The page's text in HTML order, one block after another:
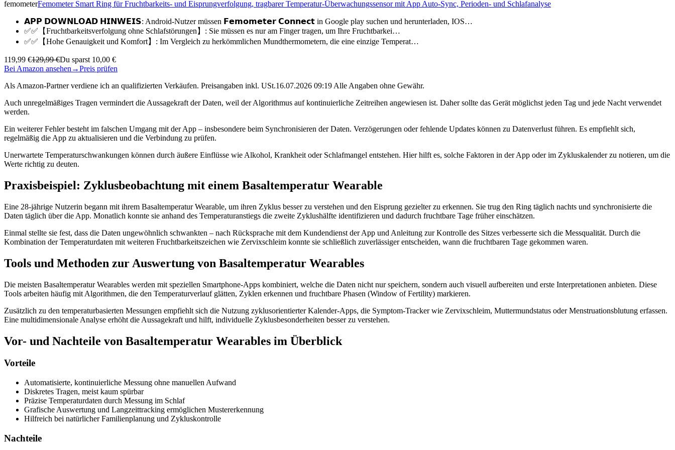
femometerFemometer Smart Ring für Fruchtbarkeits- und Eisprungverfolgung, tragbarer Temperatur-Überwachungssensor mit App Auto-Sync, Perioden- und Schlafanalyse
𝗔𝗣𝗣 𝗗𝗢𝗪𝗡𝗟𝗢𝗔𝗗 𝗛𝗜𝗡𝗪𝗘𝗜𝗦: Android-Nutzer müssen 𝗙𝗲𝗺𝗼𝗺𝗲𝘁𝗲𝗿 𝗖𝗼𝗻𝗻𝗲𝗰𝘁 in Google play suchen und herunterladen, IOS…
✅✅【Fruchtbarkeitsverfolgung ohne Schlafstörungen】: Sie müssen es nur am Finger tragen, um Ihre Fruchtbarkei…
✅✅【Hohe Genauigkeit und Komfort】: Im Vergleich zu herkömmlichen Mundthermometern, die eine einzige Temperat…
119,99 €129,99 €Du sparst 10,00 €
Bei Amazon ansehen →Preis prüfen
Als Amazon-Partner verdiene ich an qualifizierten Verkäufen. Preisangaben inkl. USt.16.07.2026 09:19 Alle Angaben ohne Gewähr.
Auch unregelmäßiges Tragen vermindert die Aussagekraft der Daten, weil der Algorithmus auf kontinuierliche Zeitreihen angewiesen ist. Daher sollte das Gerät möglichst jeden Tag und jede Nacht verwendet
werden.
Ein weiterer Fehler besteht im falschen Umgang mit der App – insbesondere beim Synchronisieren der Daten. Verzögerungen oder fehlende Updates können zu Datenverlust führen. Es empfiehlt sich,
regelmäßig die App zu aktualisieren und die Verbindung zu prüfen.
Unerwartete Temperaturschwankungen können durch äußere Einflüsse wie Alkohol, Krankheit oder Schlafmangel entstehen. Hier hilft es, solche Faktoren in der App oder im Zykluskalender zu notieren, um die
Werte richtig zu deuten.
Praxisbeispiel: Zyklusbeobachtung mit einem Basaltemperatur Wearable
Eine 28-jährige Nutzerin begann mit ihrem Basaltemperatur Wearable, um ihren Zyklus besser zu verstehen und den Eisprung gezielter zu erkennen. Sie trug den Ring täglich nachts und synchronisierte die
Daten täglich über die App. Monatlich konnte sie anhand des Temperaturanstiegs die zweite Zyklushälfte identifizieren und dadurch fruchtbare Tage früher einschätzen.
Einmal stellte sie fest, dass die Daten ungewöhnlich schwankten – nach Rücksprache mit dem Kundendienst der App und Anleitung zur Kontrolle des Sitzes verbesserte sich die Messqualität. Durch die
Kombination der Temperaturdaten mit weiteren Fruchtbarkeitszeichen wie Zervixschleim konnte sie schließlich zuverlässiger entscheiden, wann die fruchtbaren Tage gekommen waren.
Tools und Methoden zur Auswertung von Basaltemperatur Wearables
Die meisten Basaltemperatur Wearables werden mit speziellen Smartphone-Apps kombiniert, welche die Daten nicht nur speichern, sondern auch visuell aufbereiten und erste Interpretationen anbieten. Diese
Tools arbeiten häufig mit Algorithmen, die den Temperaturverlauf glätten, Zyklen erkennen und fruchtbare Phasen (Window of Fertility) markieren.
Zusätzlich zu den temperaturbasierten Messungen empfiehlt sich die Nutzung zyklusorientierter Kalender-Apps, die Symptom-Tracker wie Zervixschleim, Muttermundstatus oder Menstruationsblutung erfassen.
Eine multidimensionale Analyse erhöht die Aussagekraft und hilft, individuelle Zyklusbesonderheiten besser zu verstehen.
Vor- und Nachteile von Basaltemperatur Wearables im Überblick
Vorteile
Automatisierte, kontinuierliche Messung ohne manuellen Aufwand
Diskretes Tragen, meist kaum spürbar
Präzise Temperaturdaten durch Messung im Schlaf
Grafische Auswertung und Langzeittracking ermöglichen Mustererkennung
Hilfreich bei natürlicher Familienplanung und Zykluskontrolle
Nachteile